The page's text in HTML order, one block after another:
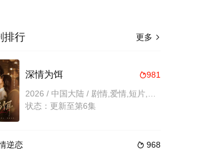
更多 
排行
981
深情为饵
状态：更新至第6集
 968
逆恋